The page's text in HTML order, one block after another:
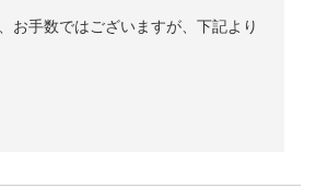
お手数ではございますが、下記より